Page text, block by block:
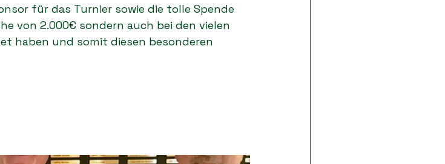
für das Turnier sowie die tolle Spende
von 2.000€ sondern auch bei den vielen
haben und somit diesen besonderen